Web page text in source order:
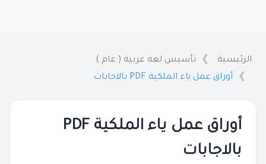
الرئيسية
تأسيس لغة عربية ( عام )
أوراق عمل ياء الملكية PDF بالاجابات
أوراق عمل ياء الملكية PDF
بالاجابات